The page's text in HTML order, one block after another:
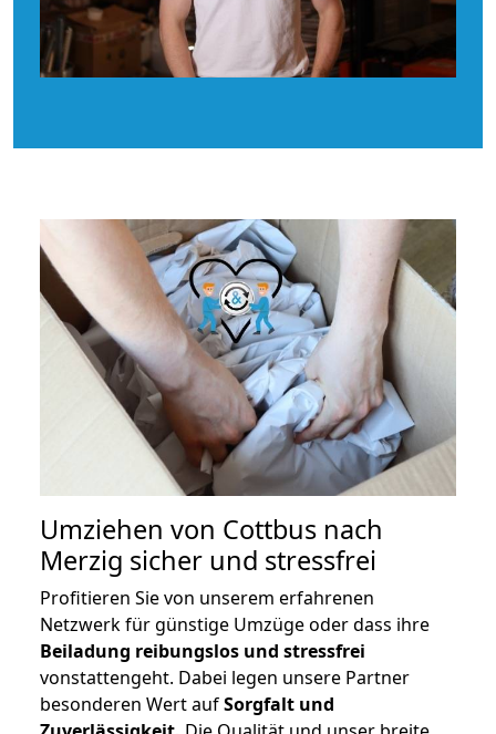
Umziehen von Cottbus nach
Merzig sicher und stressfrei
Profitieren Sie von unserem erfahrenen
Netzwerk für günstige Umzüge oder dass ihre
Beiladung reibungslos und stressfrei
vonstattengeht. Dabei legen unsere Partner
besonderen Wert aufSorgfalt und